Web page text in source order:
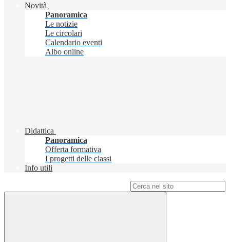
Novità
Panoramica
Le notizie
Le circolari
Calendario eventi
Albo online
Didattica
Panoramica
Offerta formativa
I progetti delle classi
Info utili